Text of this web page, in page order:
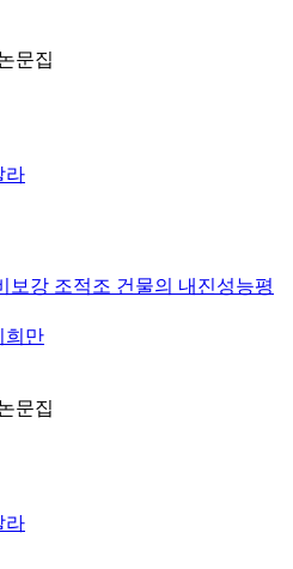
문집
라
보강 조적조 건물의 내진성능평
희만
문집
라